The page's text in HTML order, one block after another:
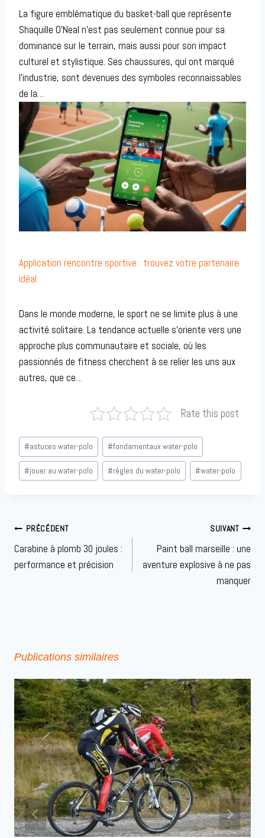
La figure emblématique du basket-ball que représente
Shaquille O’Neal n’est pas seulement connue pour sa
dominance sur le terrain, mais aussi pour son impact
culturel et stylistique. Ses chaussures, qui ont marqué
l’industrie, sont devenues des symboles reconnaissables
de la…
Application rencontre sportive : trouvez votre partenaire
idéal
Dans le monde moderne, le sport ne se limite plus à une
activité solitaire. La tendance actuelle s’oriente vers une
approche plus communautaire et sociale, où les
passionnés de fitness cherchent à se relier les uns aux
autres, que ce…
Rate this post
Étiquettes
de
la
#astuces water-polo #fondamentaux water-polo
#jouer au water-polo #règles du water-polo #water-polo
Navigation
de
PRÉCÉDENT
Carabine à plomb 30 joules :
performance et précision
SUIVANT
Paint ball marseille : une
aventure explosive à ne pas
manquer
Publications similaires